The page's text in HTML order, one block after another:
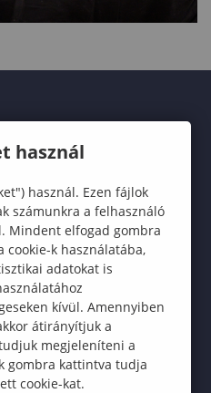
használ
használ. Ezen fájlok
számunkra a felhasználó
Mindent elfogad gombra
cookie-k használatába,
adatokat is
kívül. Amennyiben
átirányítjuk a
megjeleníteni a
gombra kattintva tudja
cookie-kat.